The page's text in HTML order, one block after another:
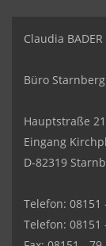
Claudia
Büro
Hauptstraße 21
Eingang
D-82319
Telefon: 08151
Telefon: 08151